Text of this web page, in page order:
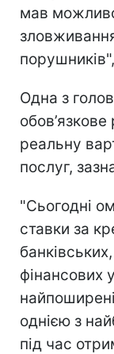
мав
Одна з
реальну
послуг,
"Сьогодні
ставки за
фінансових
однією з
під час